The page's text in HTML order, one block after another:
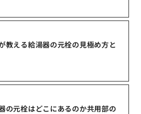
教える給湯器の元栓の見極め方と
の元栓はどこにあるのか共用部の